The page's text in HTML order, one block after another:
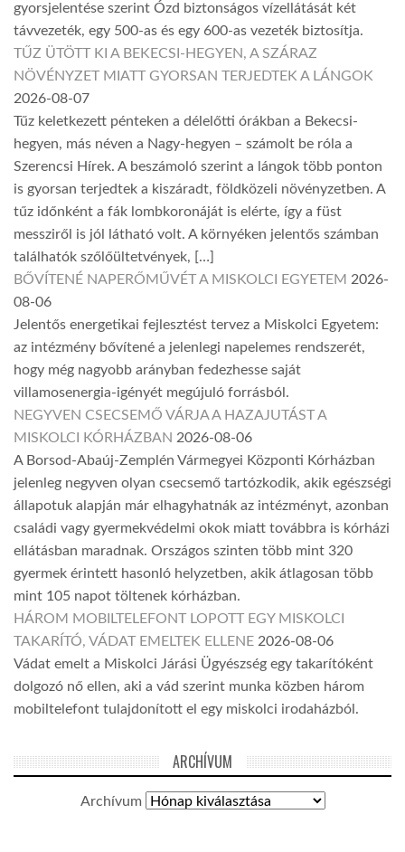
gyorsjelentése szerint Ózd biztonságos vízellátását két
távvezeték, egy 500-as és egy 600-as vezeték biztosítja.
TŰZ ÜTÖTT KI A BEKECSI-HEGYEN, A SZÁRAZ
NÖVÉNYZET MIATT GYORSAN TERJEDTEK A LÁNGOK
2026-08-07
Tűz keletkezett pénteken a délelőtti órákban a Bekecsi-
hegyen, más néven a Nagy-hegyen – számolt be róla a
Szerencsi Hírek. A beszámoló szerint a lángok több ponton
is gyorsan terjedtek a kiszáradt, földközeli növényzetben. A
tűz időnként a fák lombkoronáját is elérte, így a füst
messziről is jól látható volt. A környéken jelentős számban
találhatók szőlőültetvények, […]
BŐVÍTENÉ NAPERŐMŰVÉT A MISKOLCI EGYETEM 2026-
08-06
Jelentős energetikai fejlesztést tervez a Miskolci Egyetem:
az intézmény bővítené a jelenlegi napelemes rendszerét,
hogy még nagyobb arányban fedezhesse saját
villamosenergia-igényét megújuló forrásból.
NEGYVEN CSECSEMŐ VÁRJA A HAZAJUTÁST A
MISKOLCI KÓRHÁZBAN 2026-08-06
A Borsod-Abaúj-Zemplén Vármegyei Központi Kórházban
jelenleg negyven olyan csecsemő tartózkodik, akik egészségi
állapotuk alapján már elhagyhatnák az intézményt, azonban
családi vagy gyermekvédelmi okok miatt továbbra is kórházi
ellátásban maradnak. Országos szinten több mint 320
gyermek érintett hasonló helyzetben, akik átlagosan több
mint 105 napot töltenek kórházban.
HÁROM MOBILTELEFONT LOPOTT EGY MISKOLCI
TAKARÍTÓ, VÁDAT EMELTEK ELLENE 2026-08-06
Vádat emelt a Miskolci Járási Ügyészség egy takarítóként
dolgozó nő ellen, aki a vád szerint munka közben három
mobiltelefont tulajdonított el egy miskolci irodaházból.
ARCHÍVUM
Archívum